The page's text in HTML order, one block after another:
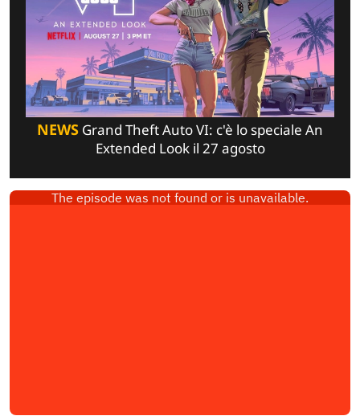
NEWS Grand Theft Auto VI: c'è lo speciale An
Extended Look il 27 agosto